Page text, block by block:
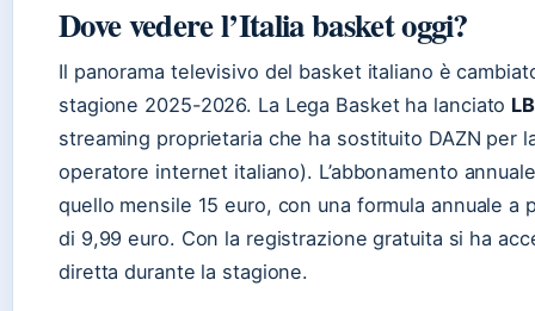
Dove vedere l’Italia basket oggi?
Il panorama televisivo del basket italiano è
stagione 2025-2026. La Lega Basket ha lanciato
streaming proprietaria che ha sostituito DAZN per
operatore internet italiano). L’abbonamento
quello mensile 15 euro, con una formula annuale a
di 9,99 euro. Con la registrazione gratuita si ha
diretta durante la stagione.